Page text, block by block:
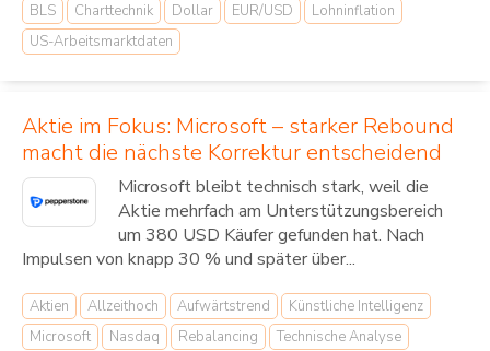
BLS Charttechnik Dollar EUR/USD
Lohninflation
US-Arbeitsmarktdaten
Aktie im Fokus: Microsoft – starker Rebound
macht die nächste Korrektur entscheidend
Microsoft bleibt technisch stark, weil die
Aktie mehrfach am Unterstützungsbereich
um 380 USD Käufer gefunden hat. Nach
Impulsen von knapp 30 % und später über...
Aktien Allzeithoch Aufwärtstrend
Künstliche Intelligenz
Microsoft
Nasdaq Rebalancing Technische Analyse